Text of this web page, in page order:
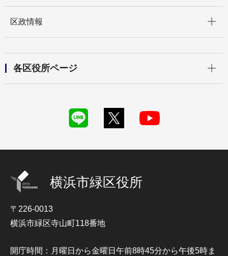
区政情報
各区役所ページ
横浜市緑区役所
〒226-0013
横浜市緑区寺山町118番地
開庁時間：月曜日から金曜日午前8時45分から午後5時ま